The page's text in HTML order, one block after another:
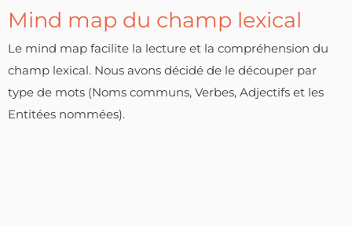
Mind map du champ lexical
Le mind map facilite la lecture et la compréhension du
champ lexical. Nous avons décidé de le découper par
type de mots (Noms communs, Verbes, Adjectifs et les
Entitées nommées).